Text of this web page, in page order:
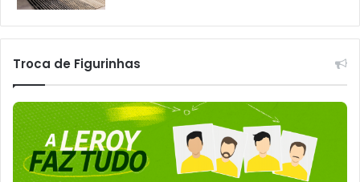
Troca de Figurinhas